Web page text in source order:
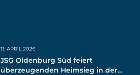
11. APRIL 2026
JSG Oldenburg Süd feiert
überzeugenden Heimsieg in der